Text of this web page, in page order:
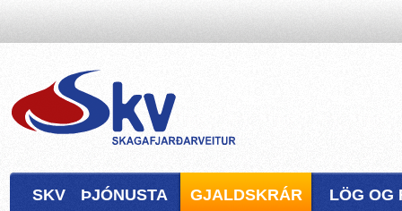
SKV ÞJÓNUSTA GJALDSKRÁR LÖG OG